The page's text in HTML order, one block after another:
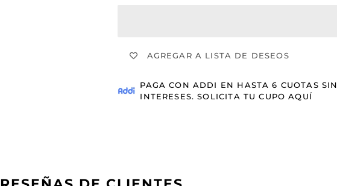
AGREGAR A LISTA DE DESEOS
PAGA CON ADDI EN HASTA 6 CUOTAS SIN
INTERESES.SOLICITA TU CUPO AQUÍ